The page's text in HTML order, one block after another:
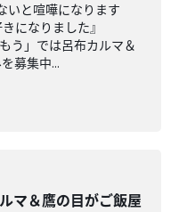
いと喧嘩になります
になりました』
う」では呂布カルマ＆
募集中...
マ＆鷹の目がご飯屋